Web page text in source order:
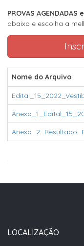
PROVAS AGENDADAS
abaixo e escolha a
Nome do Arquivo
LOCALIZAÇÃO